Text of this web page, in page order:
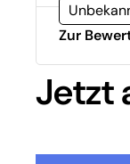
Zur
Jetzt